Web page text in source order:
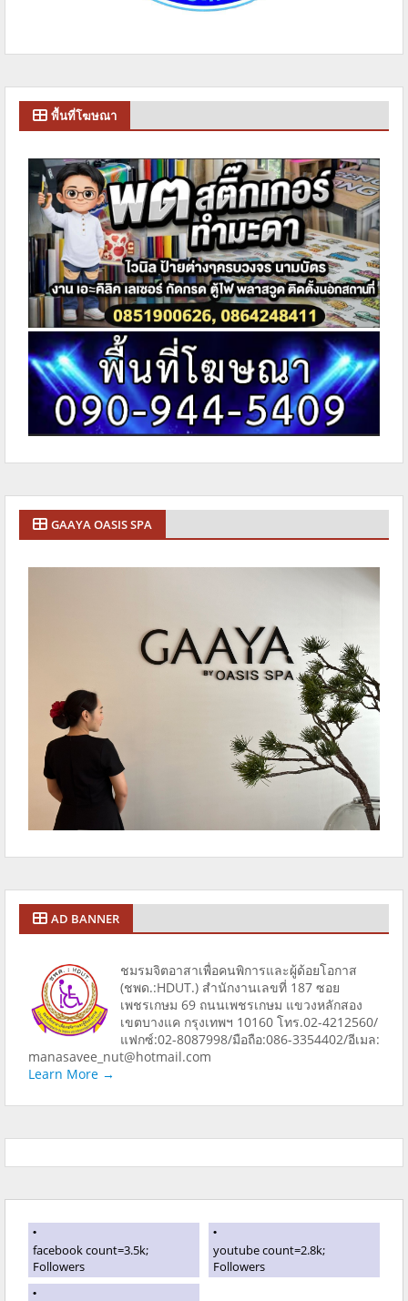
พื้นที่โฆษณา
GAAYA OASIS SPA
AD BANNER
ชมรมจิตอาสาเพื่อคนพิการและผู้ด้อยโอกาส
(ชพด.:HDUT.) สำนักงานเลขที่ 187 ซอย
เพชรเกษม 69 ถนนเพชรเกษม แขวงหลักสอง
เขตบางแค กรุงเทพฯ 10160 โทร.02-4212560/
แฟกซ์:02-8087998/มือถือ:086-3354402/อีเมล:
manasavee_nut@hotmail.com
Learn More →
facebook count=3.5k;
Followers
youtube count=2.8k;
Followers